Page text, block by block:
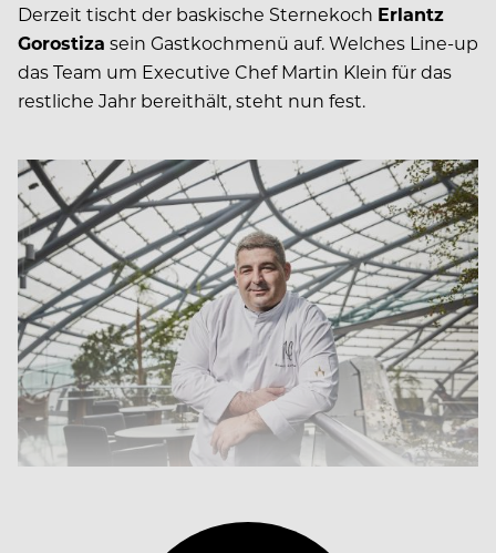
Derzeit tischt der baskische Sternekoch Erlantz
Gorostiza sein Gastkochmenü auf. Welches Line-up
das Team um Executive Chef Martin Klein für das
restliche Jahr bereithält, steht nun fest.
Erlantz Gorostiza ist Ikarus-Gastkoch im März